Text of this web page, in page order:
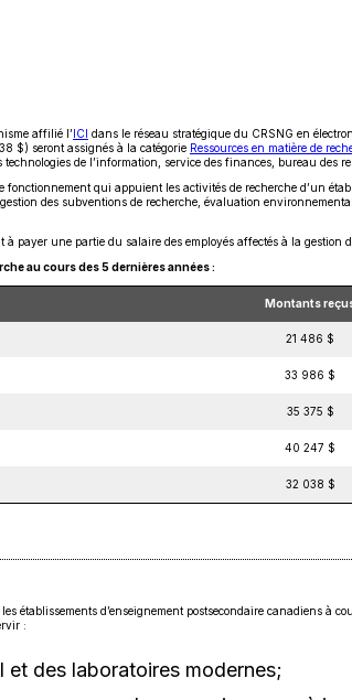
affilié l’ ICI Ce
lien
s'ouvrira
une
nouvelle
dans le réseau stratégique du CRSNG en
$) seront assignés à la catégorie Ressources en matière de
de l’information, service des finances, bureau des
fonctionnement qui appuient les activités de recherche d’un
des subventions de recherche, évaluation
à payer une partie du salaire des employés affectés à la
au cours des 5 dernières années :
Montants
21 486 $
33 986 $
35 375 $
40 247 $
32 038 $
établissements d’enseignement postsecondaire canadiens à
:
et des laboratoires modernes;